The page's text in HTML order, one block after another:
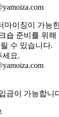
마이징이 가능
숍 준비를 위해
수 있습니다.
세요.
금이 가능합니